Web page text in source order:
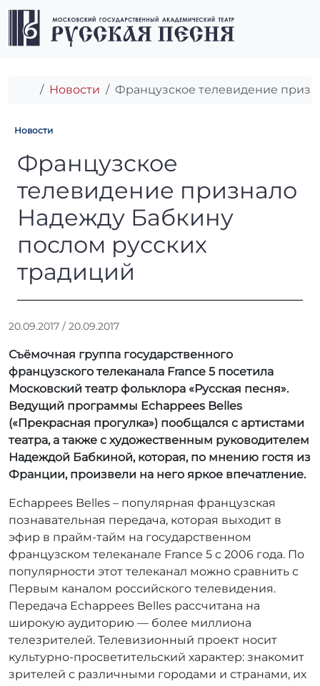
Перейти к содержимому
Перейти к футеру
Главная
Новости Французское телевидение
Новости
Французское
Французское
телевидение признало
Надежду Бабкину
послом русских
традиций
20.09.2017 / 20.09.2017
т
о
р
r
_
a
d
n
Съёмочная группа государственного
французского телеканала France 5 посетила
Московский театр фольклора «Русская песня».
Ведущий программы Echappees Belles
(«Прекрасная прогулка») пообщался с артистами
театра, а также с художественным руководителем
Надеждой Бабкиной, которая, по мнению гостя из
Франции, произвели на него яркое впечатление.
Echappees Belles – популярная французская
познавательная передача, которая выходит в
эфир в прайм-тайм на государственном
французском телеканале France 5 c 2006 года. По
популярности этот телеканал можно сравнить с
Первым каналом российского телевидения.
Передача Echappees Belles рассчитана на
широкую аудиторию — более миллиона
телезрителей. Телевизионный проект носит
культурно-просветительский характер: знакомит
зрителей с различными городами и странами, их